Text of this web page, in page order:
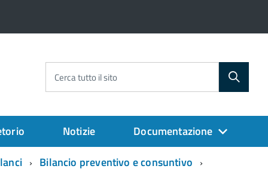
Cerca tutto il sito
Notizie
Documentazione
Bilancio preventivo e consuntivo